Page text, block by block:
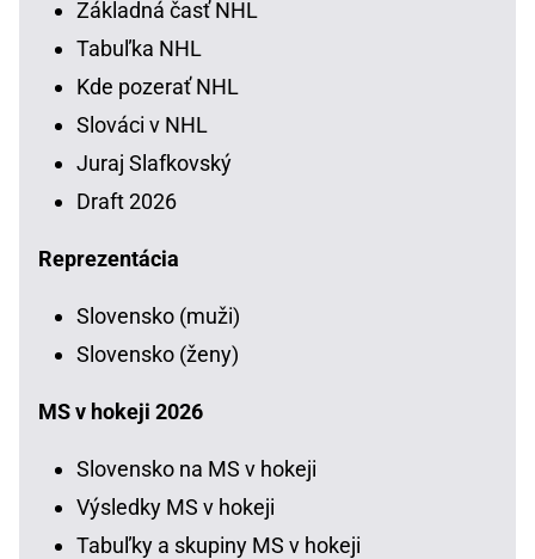
Základná časť NHL
Tabuľka NHL
Kde pozerať NHL
Slováci v NHL
Juraj Slafkovský
Draft 2026
Reprezentácia
Slovensko (muži)
Slovensko (ženy)
MS v hokeji 2026
Slovensko na MS v hokeji
Výsledky MS v hokeji
Tabuľky a skupiny MS v hokeji